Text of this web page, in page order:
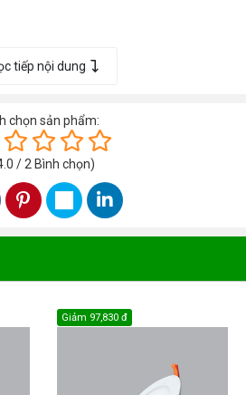
tiếp nội dung
chọn sản phẩm:
/ 2 Bình chọn)
Giảm 97,830 đ